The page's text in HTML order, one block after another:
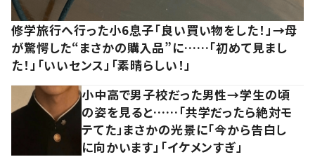
修学旅行へ行った小6息子「良い買い物をした！」→母
が驚愕した“まさかの購入品”に……「初めて見まし
た！」「いいセンス」「素晴らしい！」
小中高で男子校だった男性→学生の頃
の姿を見ると……「共学だったら絶対モ
テてた」まさかの光景に「今から告白し
に向かいます」「イケメンすぎ」